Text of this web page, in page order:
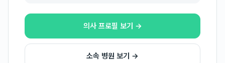
의사 프로필 보기 →
소속 병원 보기 →